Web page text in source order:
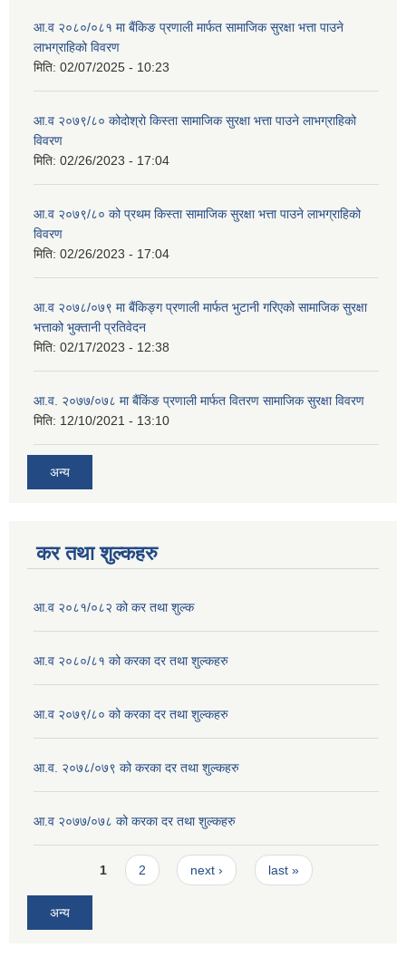
आ.व २०८०/०८१ मा बैंकिङ प्रणाली मार्फत सामाजिक सुरक्षा भत्ता पाउने
लाभग्राहिको विवरण
मिति: 02/07/2025 - 10:23
आ.व २०७९/८० कोदोश्रो किस्ता सामाजिक सुरक्षा भत्ता पाउने लाभग्राहिको
विवरण
मिति: 02/26/2023 - 17:04
आ.व २०७९/८० को प्रथम किस्ता सामाजिक सुरक्षा भत्ता पाउने लाभग्राहिको
विवरण
मिति: 02/26/2023 - 17:04
आ.व २०७८/०७९ मा बैंकिङ्ग प्रणाली मार्फत भुटानी गरिएको सामाजिक सुरक्षा
भत्ताको भुक्तानी प्रतिवेदन
मिति: 02/17/2023 - 12:38
आ.व. २०७७/०७८ मा बैंकिंङ प्रणाली मार्फत वितरण सामाजिक सुरक्षा विवरण
मिति: 12/10/2021 - 13:10
अन्य
कर तथा शुल्कहरु
आ.व २०८१/०८२ को कर तथा शुल्क
आ.व २०८०/८१ को करका दर तथा शुल्कहरु
आ.व २०७९/८० को करका दर तथा शुल्कहरु
आ.व. २०७८/०७९ को करका दर तथा शुल्कहरु
आ.व २०७७/०७८ को करका दर तथा शुल्कहरु
Pages1 2 next › last »
अन्य